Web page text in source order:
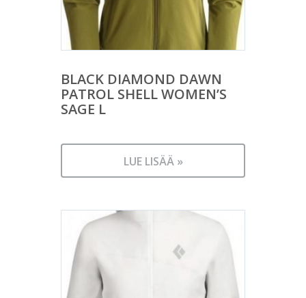
BLACK DIAMOND DAWN
PATROL SHELL WOMEN’S
SAGE L
LUE LISÄÄ »